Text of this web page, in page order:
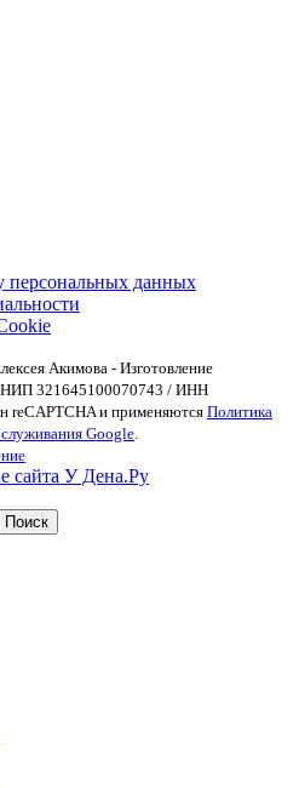
персональных данных
Акимова - Изготовление
321645100070743 / ИНН
reCAPTCHA и применяются Политика
Google.
Поиск